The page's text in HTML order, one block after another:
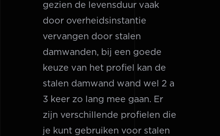
gezien de levensduur vaak
door overheidsinstantie
vervangen door stalen
damwanden, bij een goede
keuze van het profiel kan de
stalen damwand wand wel 2 a
3 keer zo lang mee gaan. Er
zijn verschillende profielen die
je kunt gebruiken voor stalen